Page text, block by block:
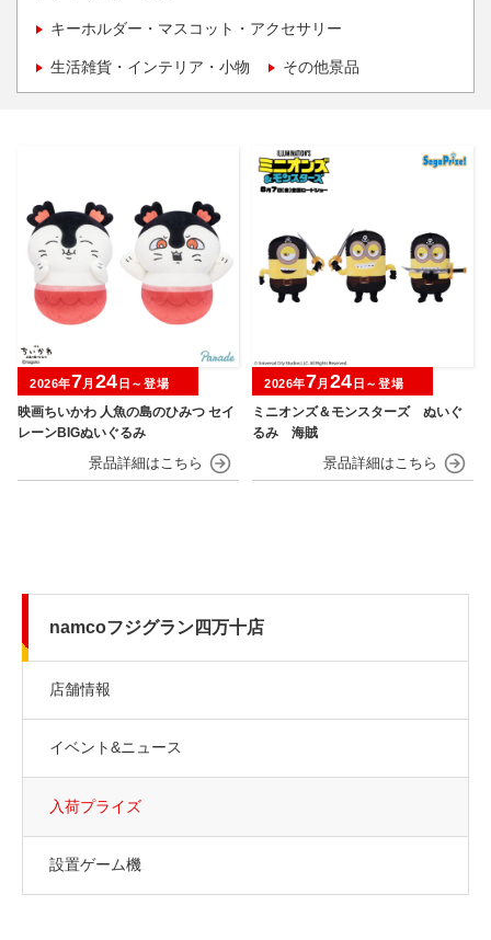
キーホルダー・マスコット・アクセサリー
生活雑貨・インテリア・小物 その他景品
映画ちいかわ 人魚の島のひみつ セイ
レーンBIGぬいぐるみ
2026年7月 24 日～登場
ミニオンズ＆モンスターズ ぬいぐ
るみ 海賊
2026年7月 24 日～登場
namcoフジグラン四万十店
店舗情報
イベント&ニュース
入荷プライズ
設置ゲーム機